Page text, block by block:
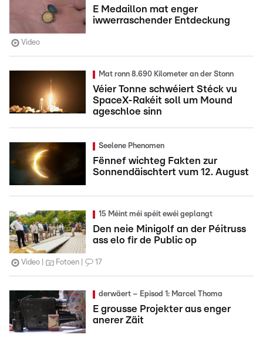
E Medaillon mat enger
iwwerraschender Entdeckung
Video
Mat ronn 8.690 Kilometer an der Stonn
Véier Tonne schwéiert Stéck vu
SpaceX-Rakéit soll um Mound
ageschloe sinn
Seelene Phenomen
Fënnef wichteg Fakten zur
Sonnendäischtert vum 12. August
15 Méint méi spéit ewéi geplangt
Den neie Minigolf an der Péitruss
ass elo fir de Public op
Video Fotoen 17
derwäert – Episod 1: Marcel Thoma
E grousse Projekter aus enger
anerer Zäit